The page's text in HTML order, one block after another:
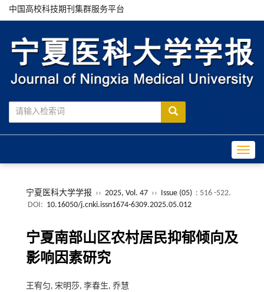
中国高校科技期刊集群服务平台
宁夏医科大学学报 ›› 2025, Vol. 47 ›› Issue (05) : 516 -522.
DOI: 10.16050/j.cnki.issn1674-6309.2025.05.012
宁夏南部山区农村居民抑郁倾向及
影响因素研究
王宥匀, 宋明莎, 李春生, 乔慧